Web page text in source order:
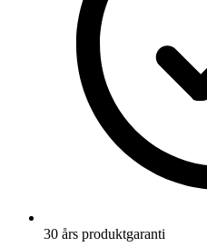
30 års produktgaranti